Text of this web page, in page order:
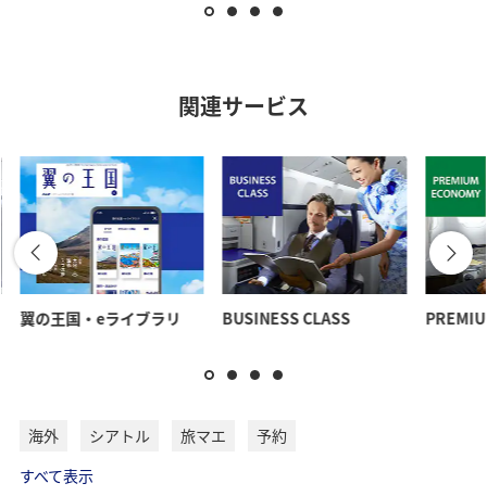
関連サービス
翼の王国・eライブラリ BUSINESS CLASS
海外 シアトル 旅マエ
予約
すべて表示